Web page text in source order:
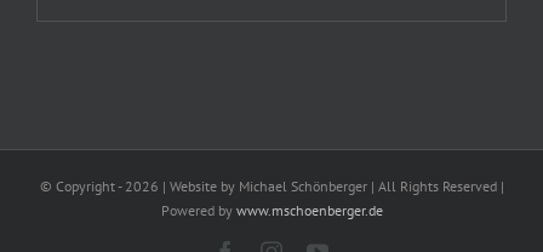
© Copyright - 2026 | Website by Michael Schönberger | All Rights Reserved |
Powered by www.mschoenberger.de